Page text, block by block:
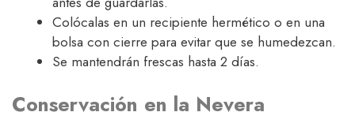
Colócalas en un recipiente hermético o en una
bolsa con cierre para evitar que se humedezcan.
Se mantendrán frescas hasta 2 días.
Conservación en la Nevera